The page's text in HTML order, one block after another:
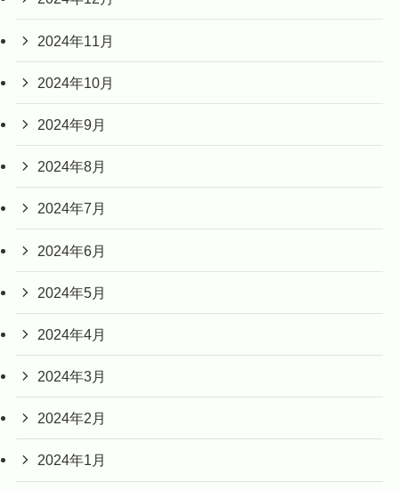
2024年11月
2024年10月
2024年9月
2024年8月
2024年7月
2024年6月
2024年5月
2024年4月
2024年3月
2024年2月
2024年1月